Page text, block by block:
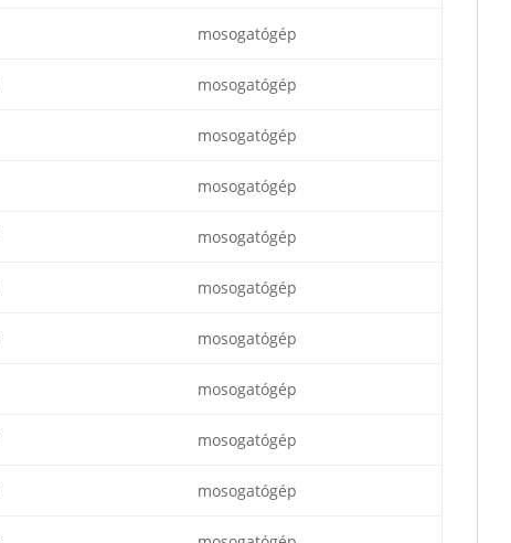
mosogatógép
mosogatógép
mosogatógép
mosogatógép
mosogatógép
mosogatógép
mosogatógép
mosogatógép
mosogatógép
mosogatógép